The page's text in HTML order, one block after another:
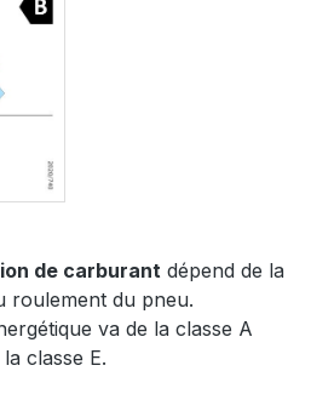
de carburant dépend de la
roulement du pneu.
va de la classe A
classe E.